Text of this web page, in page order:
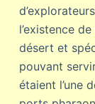
l’existence
désert et
pouvant
étaient l’une